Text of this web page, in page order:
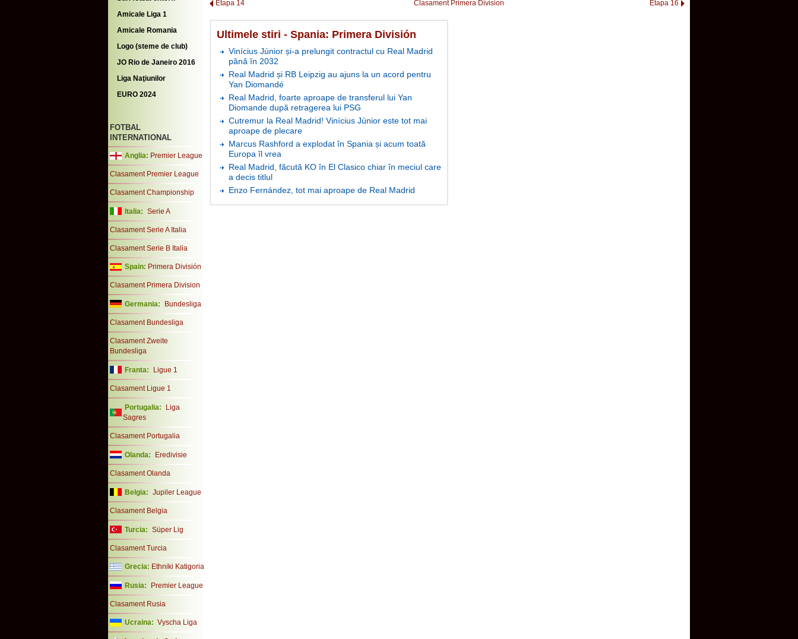
Amicale Liga 1
Amicale Romania
Logo (steme de club)
JO Rio de Janeiro 2016
Liga Naţiunilor
EURO 2024
FOTBAL
INTERNATIONAL
Anglia: Premier League
Clasament Premier League
Clasament Championship
Italia: Serie A
Clasament Serie A Italia
Clasament Serie B Italia
Spain: Primera División
Clasament Primera Division
Germania: Bundesliga
Clasament Bundesliga
Clasament Zweite
Bundesliga
Franta: Ligue 1
Clasament Ligue 1
Portugalia:
Liga
Sagres
Clasament Portugalia
Olanda: Eredivisie
Clasament Olanda
Belgia: Jupiler League
Clasament Belgia
Turcia: Süper Lig
Clasament Turcia
Grecia: Ethniki Katigoria
Rusia: Premier League
Clasament Rusia
Ucraina: Vyscha Liga
Etapa 14 Clasament Primera Division Etapa 16
Ultimele stiri - Spania: Primera División
Vinícius Júnior și-a prelungit contractul cu Real Madrid
până în 2032
Real Madrid și RB Leipzig au ajuns la un acord pentru
Yan Diomandé
Real Madrid, foarte aproape de transferul lui Yan
Diomande după retragerea lui PSG
Cutremur la Real Madrid! Vinícius Júnior este tot mai
aproape de plecare
Marcus Rashford a explodat în Spania și acum toată
Europa îl vrea
Real Madrid, făcută KO în El Clasico chiar în meciul care
a decis titlul
Enzo Fernández, tot mai aproape de Real Madrid